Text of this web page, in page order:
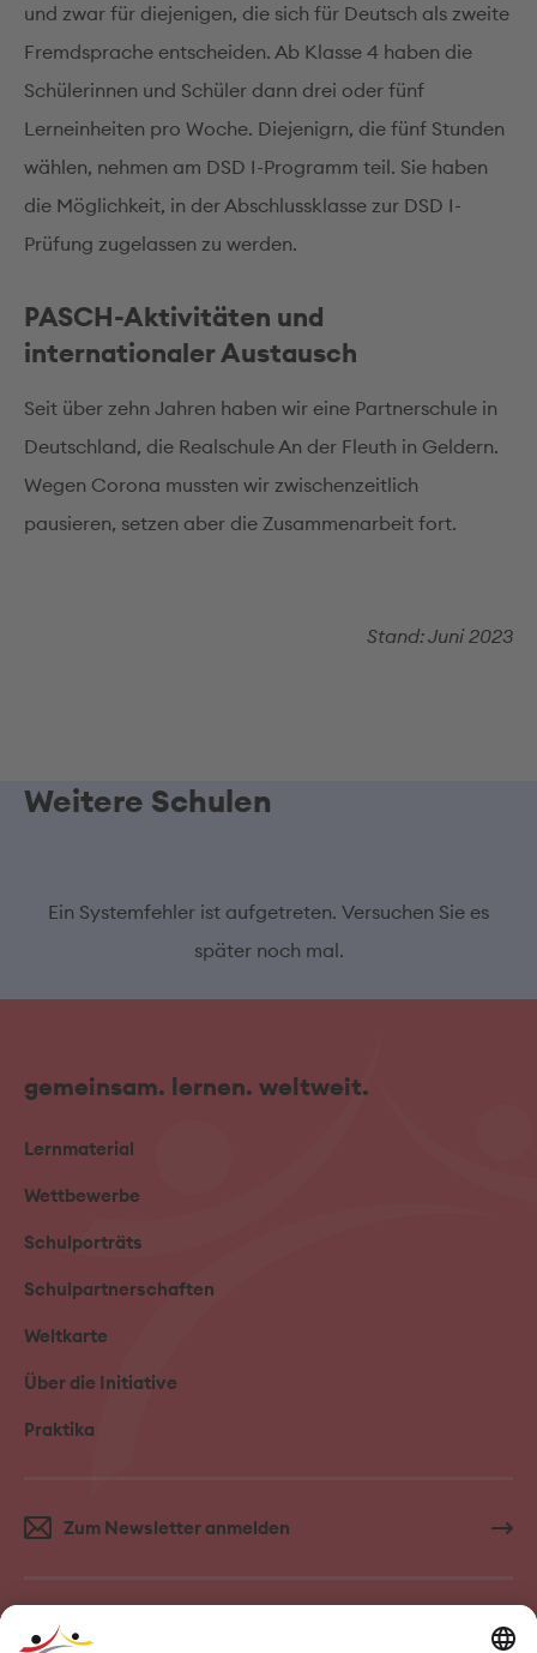
und zwar für diejenigen, die sich für Deutsch als zweite
Fremdsprache entscheiden. Ab Klasse 4 haben die
Schülerinnen und Schüler dann drei oder fünf
Lerneinheiten pro Woche. Diejenigrn, die fünf Stunden
wählen, nehmen am DSD I-Programm teil. Sie haben
die Möglichkeit, in der Abschlussklasse zur DSD I-
Prüfung zugelassen zu werden.
PASCH-Aktivitäten und
internationaler Austausch
Seit über zehn Jahren haben wir eine Partnerschule in
Deutschland, die Realschule An der Fleuth in Geldern.
Wegen Corona mussten wir zwischenzeitlich
pausieren, setzen aber die Zusammenarbeit fort.
Stand: Juni 2023
Weitere Schulen
Ein Systemfehler ist aufgetreten. Versuchen Sie es
später noch mal.
gemeinsam. lernen. weltweit.
Lernmaterial
Wettbewerbe
Schulporträts
Schulpartnerschaften
Weltkarte
Über die Initiative
Praktika
Zum Newsletter anmelden